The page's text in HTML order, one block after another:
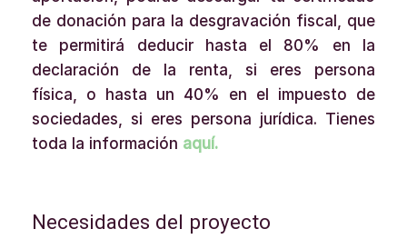
de donación para la desgravación fiscal, que
te permitirá deducir hasta el 80% en la
declaración de la renta, si eres persona
física, o hasta un 40% en el impuesto de
sociedades, si eres persona jurídica. Tienes
toda la información aquí.
Necesidades del proyecto